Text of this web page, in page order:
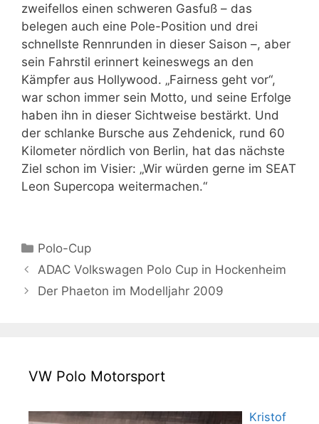
zweifellos einen schweren Gasfuß – das
belegen auch eine Pole-Position und drei
schnellste Rennrunden in dieser Saison –, aber
sein Fahrstil erinnert keineswegs an den
Kämpfer aus Hollywood. „Fairness geht vor“,
war schon immer sein Motto, und seine Erfolge
haben ihn in dieser Sichtweise bestärkt. Und
der schlanke Bursche aus Zehdenick, rund 60
Kilometer nördlich von Berlin, hat das nächste
Ziel schon im Visier: „Wir würden gerne im SEAT
Leon Supercopa weitermachen.“
Kategorien
Polo-Cup
ADAC Volkswagen Polo Cup in Hockenheim
Der Phaeton im Modelljahr 2009
VW Polo Motorsport
Kristof